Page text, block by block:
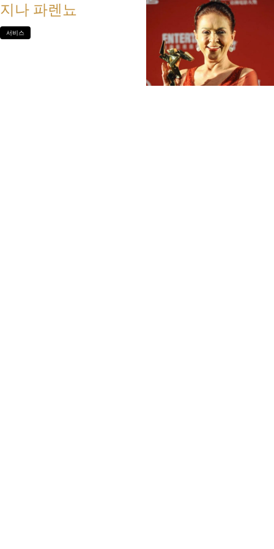
지나 파렌뇨
서비스